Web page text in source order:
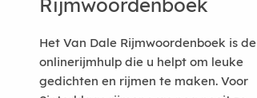
Rijmwoordenboek
Het Van Dale Rijmwoordenboek is de
onlinerijmhulp die u helpt om leuke
gedichten en rijmen te maken. Voor